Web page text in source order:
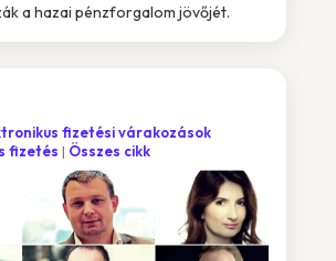
a hazai pénzforgalom jövőjét.
fizetési várakozások
fizetés
Összes cikk